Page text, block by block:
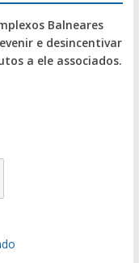
Balneares
e desincentivar
a ele associados.